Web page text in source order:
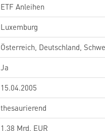
ETF Anleihen
Luxemburg
Österreich, Deutschland,
Ja
15.04.2005
thesaurierend
1,38 Mrd. EUR